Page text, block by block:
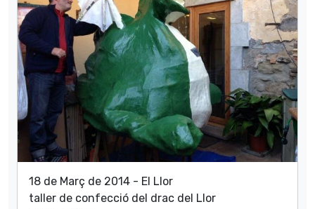
18 de Març de 2014 - El Llor
taller de confecció del drac del Llor